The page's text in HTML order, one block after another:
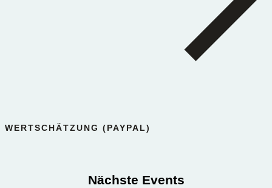
WERTSCHÄTZUNG (PAYPAL)
Nächste Events